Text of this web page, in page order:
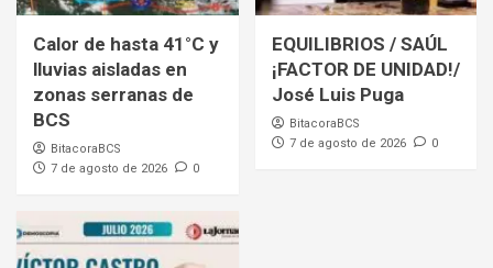
Calor de hasta 41°C y
lluvias aisladas en
zonas serranas de
BCS
BitacoraBCS
7 de agosto de 2026
0
EQUILIBRIOS / SAÚL
¡FACTOR DE UNIDAD!/
José Luis Puga
BitacoraBCS
7 de agosto de 2026
0